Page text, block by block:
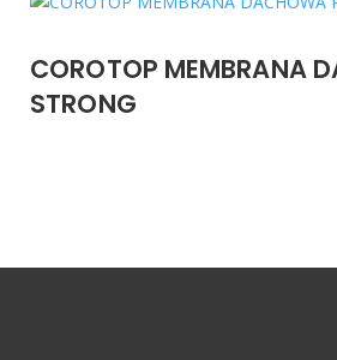
COROTOP MEMBRANA
STRONG